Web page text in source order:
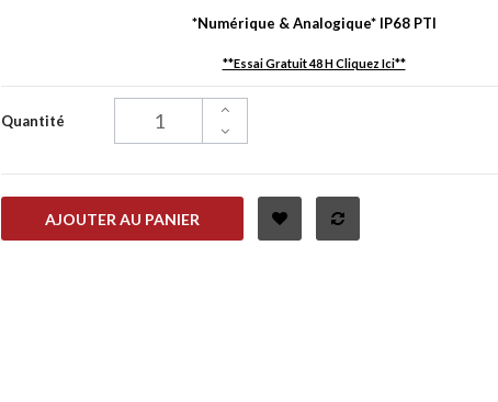
*Numérique & Analogique* IP68 PTI
**Essai Gratuit 48 H Cliquez Ici**
Quantité
AJOUTER AU PANIER